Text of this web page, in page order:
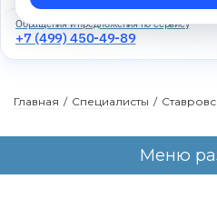
Обращения и предложения по сервису
+7 (499) 450-49-89
Главная / Специалисты /
Меню